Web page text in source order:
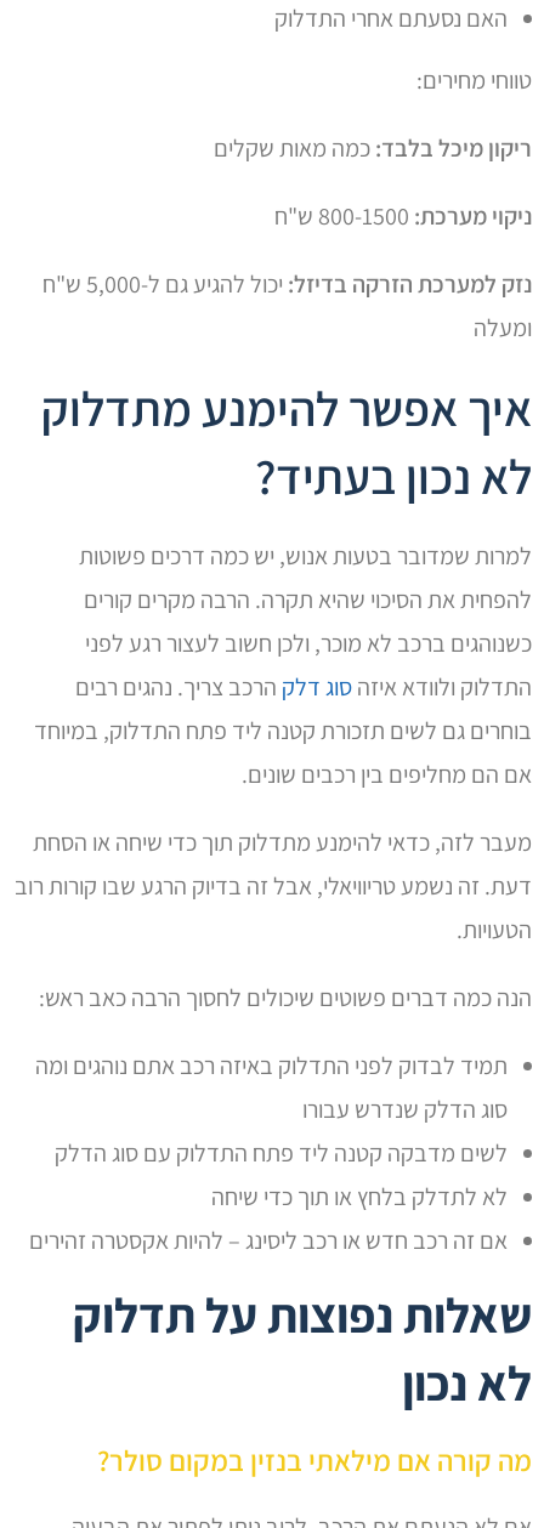
האם נסעתם אחרי התדלוק
טווחי מחירים:
ריקון מיכל בלבד:כמה מאות שקלים
ניקוי מערכת:
נזק למערכת הזרקה בדיזל:
יכול להגיע גם ל-5,000 ש"ח
ומעלה
איך אפשר להימנע מתדלוק
לא נכון בעתיד?
למרות שמדובר בטעות אנוש, יש כמה דרכים פשוטות
להפחית את הסיכוי שהיא תקרה. הרבה מקרים קורים
כשנוהגים ברכב לא מוכר, ולכן חשוב לעצור רגע לפני
התדלוק ולוודא איזהסוג דלק הרכב צריך. נהגים רבים
בוחרים גם לשים תזכורת קטנה ליד פתח התדלוק, במיוחד
אם הם מחליפים בין רכבים שונים.
מעבר לזה, כדאי להימנע מתדלוק תוך כדי שיחה או הסחת
דעת. זה נשמע טריוויאלי, אבל זה בדיוק הרגע שבו קורות רוב
הטעויות.
הנה כמה דברים פשוטים שיכולים לחסוך הרבה כאב ראש:
תמיד לבדוק לפני התדלוק באיזה רכב אתם נוהגים ומה
סוג הדלק שנדרש עבורו
לשים מדבקה קטנה ליד פתח התדלוק עם סוג הדלק
לא לתדלק בלחץ או תוך כדי שיחה
אם זה רכב חדש או רכב ליסינג – להיות אקסטרה זהירים
שאלות נפוצות על תדלוק
לא נכון
מה קורה אם מילאתי בנזין במקום סולר?